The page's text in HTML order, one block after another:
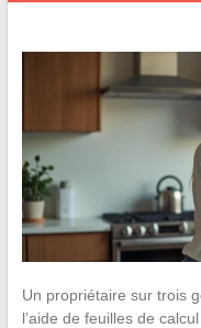
Un propriétaire sur trois
l’aide de feuilles de